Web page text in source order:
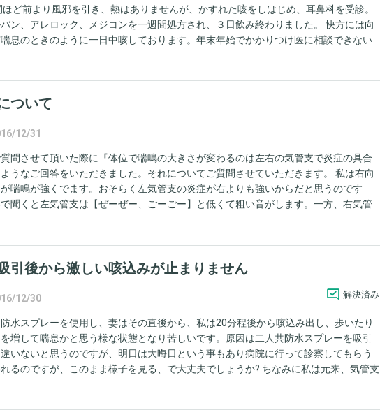
ど前より風邪を引き、熱はありませんが、かすれた咳をしはじめ、耳鼻科を受診。
ン、アレロック、メジコンを一週間処方され、３日飲み終わりました。 快方には向
息のときのように一日中咳しております。年末年始でかかりつけ医に相談できない
が、現時点から、フルタイドを再開、併用しても大丈夫でしょうか？ 併用しても問
いたいのですが、ご回答よろしくお願いします
ついて
12/31
問させて頂いた際に『体位で喘鳴の大きさが変わるのは左右の気管支で炎症の具合
うなご回答をいただきました。それについてご質問させていただきます。 私は右向
喘鳴が強くでます。おそらく左気管支の炎症が右よりも強いからだと思うのです
聞くと左気管支は【ぜーぜー、ごーごー】と低くて粗い音がします。一方、右気管
、ぴゅーぴゅー】と高くていかにも喘息って感じの音がします。 炎症が強いままの状
鳴音が高い音から低い音に変わるのでしょうか？
引後から激しい咳込みが止まりません
12/30 解決済み
水スプレーを使用し、妻はその直後から、私は20分程後から咳込み出し、歩いたり
増して喘息かと思う様な状態となり苦しいです。原因は二人共防水スプレーを吸引
いないと思うのですが、明日は大晦日という事もあり病院に行って診察してもらう
るのですが、このまま様子を見る、で大丈夫でしょうか? ちなみに私は元来、気管支
こじらせとる喘息の様な症状に移行してしまいその為の治療薬を処方していただく